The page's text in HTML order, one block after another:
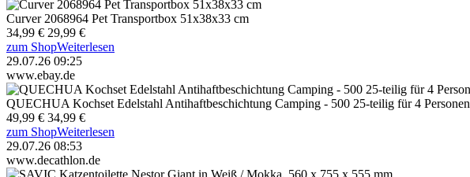
Curver 2068964 Pet Transportbox 51x38x33 cm
34,99 € 29,99 €
zum ShopWeiterlesen
29.07.26 09:25
www.ebay.de
QUECHUA Kochset Edelstahl Antihaftbeschichtung Camping - 500 25-teilig für 4 Personen
49,99 € 34,99 €
zum ShopWeiterlesen
29.07.26 08:53
www.decathlon.de